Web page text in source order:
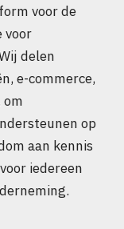
voor de
voor
delen
e-commerce,
om
op
aan kennis
iedereen